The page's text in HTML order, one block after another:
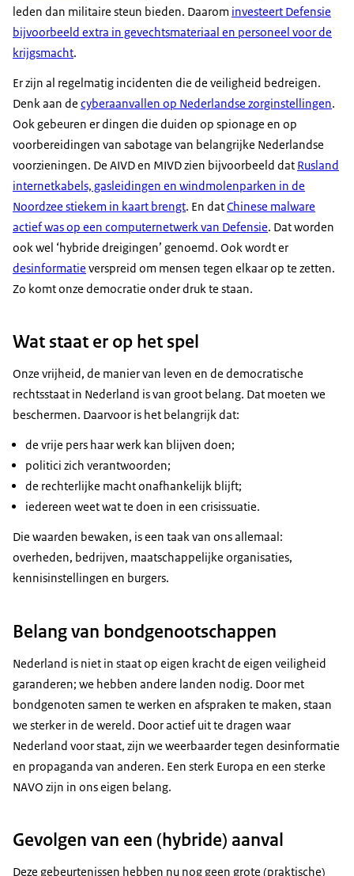
leden dan militaire steun bieden. Daarom investeert Defensie
bijvoorbeeld extra in gevechtsmateriaal en personeel voor de
krijgsmacht.
Er zijn al regelmatig incidenten die de veiligheid bedreigen.
Denk aan de cyberaanvallen op Nederlandse zorginstellingen.
Ook gebeuren er dingen die duiden op spionage en op
voorbereidingen van sabotage van belangrijke Nederlandse
voorzieningen. De AIVD en MIVD zien bijvoorbeeld dat Rusland
internetkabels, gasleidingen en windmolenparken in de
Noordzee stiekem in kaart brengt. En datChinese malware
actief was op een computernetwerk van Defensie. Dat worden
ook wel ‘hybride dreigingen’ genoemd. Ook wordt er
desinformatie verspreid om mensen tegen elkaar op te zetten.
Zo komt onze democratie onder druk te staan.
Wat staat er op het spel
Onze vrijheid, de manier van leven en de democratische
rechtsstaat in Nederland is van groot belang. Dat moeten we
beschermen. Daarvoor is het belangrijk dat:
de vrije pers haar werk kan blijven doen;
politici zich verantwoorden;
de rechterlijke macht onafhankelijk blijft;
iedereen weet wat te doen in een crisissuatie.
Die waarden bewaken, is een taak van ons allemaal:
overheden, bedrijven, maatschappelijke organisaties,
kennisinstellingen en burgers.
Belang van bondgenootschappen
Nederland is niet in staat op eigen kracht de eigen veiligheid
garanderen; we hebben andere landen nodig. Door met
bondgenoten samen te werken en afspraken te maken, staan
we sterker in de wereld. Door actief uit te dragen waar
Nederland voor staat, zijn we weerbaarder tegen desinformatie
en propaganda van anderen. Een sterk Europa en een sterke
NAVO zijn in ons eigen belang.
Gevolgen van een (hybride) aanval
Deze gebeurtenissen hebben nu nog geen grote (praktische)